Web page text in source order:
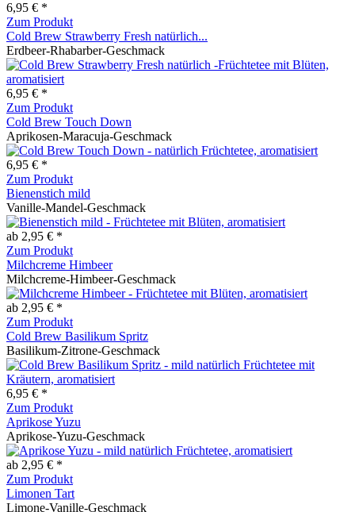
6,95 € *
Zum Produkt
Cold Brew Strawberry Fresh natürlich...
Erdbeer-Rhabarber-Geschmack
6,95 € *
Zum Produkt
Cold Brew Touch Down
Aprikosen-Maracuja-Geschmack
6,95 € *
Zum Produkt
Bienenstich mild
Vanille-Mandel-Geschmack
ab 2,95 € *
Zum Produkt
Milchcreme Himbeer
Milchcreme-Himbeer-Geschmack
ab 2,95 € *
Zum Produkt
Cold Brew Basilikum Spritz
Basilikum-Zitrone-Geschmack
6,95 € *
Zum Produkt
Aprikose Yuzu
Aprikose-Yuzu-Geschmack
ab 2,95 € *
Zum Produkt
Limonen Tart
Limone-Vanille-Geschmack